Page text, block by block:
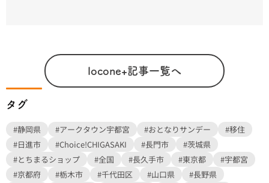
locone+記事一覧へ
タグ
#静岡県 #アークタウン宇都宮 #おとなりサンデー
#移住
#日進市
#Choice!CHIGASAKI #長門市
#茨城県
#とちまるショップ
#全国 #長久手市 #東京都
#宇都宮
#京都府
#栃木市 #千代田区 #山口県
#長野県